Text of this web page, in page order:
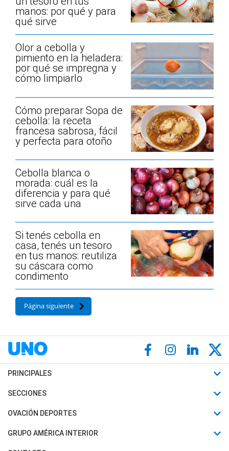
manos: por qué y para
qué sirve
Olor a cebolla y
pimiento en la heladera:
por qué se impregna y
cómo limpiarlo
Cómo preparar Sopa de
cebolla: la receta
francesa sabrosa, fácil
y perfecta para otoño
Cebolla blanca o
morada: cuál es la
diferencia y para qué
sirve cada una
Si tenés cebolla en
casa, tenés un tesoro
en tus manos: reutiliza
su cáscara como
condimento
Página siguiente
PRINCIPALES
Últimas Noticias
Política
SECCIONES
Horóscopo
Motores
OVACIÓN DEPORTES
Fútbol
Mundial
GRUPO AMÉRICA INTERIOR